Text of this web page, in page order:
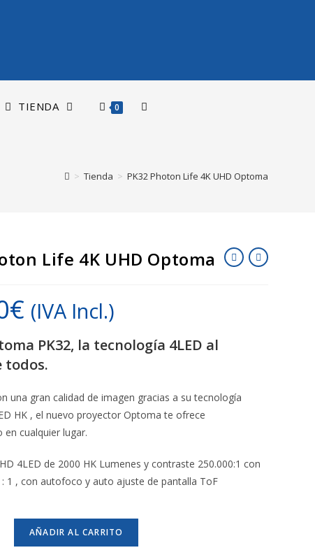
TIENDA 0
> Tienda > PK32 Photon Life 4K UHD Optoma
Life 4K UHD Optoma
€ (IVA Incl.)
PK32, la tecnología 4LED al
todos.
una gran calidad de imagen gracias a su tecnología
HK , el nuevo proyector Optoma te ofrece
cualquier lugar.
4LED de 2000 HK Lumenes y contraste 250.000:1 con
: 1 , con autofoco y auto ajuste de pantalla ToF
AÑADIR AL CARRITO